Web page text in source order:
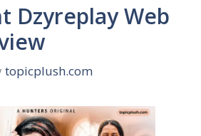
Dzyreplay Web
topicplush.com